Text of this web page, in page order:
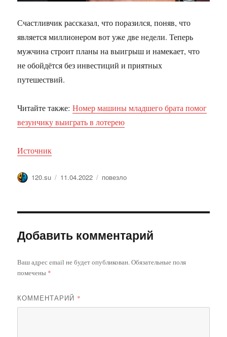
Счастливчик рассказал, что поразился, поняв, что
является миллионером вот уже две недели. Теперь
мужчина строит планы на выигрыш и намекает, что
не обойдётся без инвестиций и приятных
путешествий.
Читайте также:Номер машины младшего брата помог
везунчику выиграть в лотерею
Источник
Автор
120.su Опубликовано
11.04.2022 Метки
повезло
Добавить комментарий
Ваш адрес email не будет опубликован.Обязательные поля
помечены *
КОММЕНТАРИЙ *